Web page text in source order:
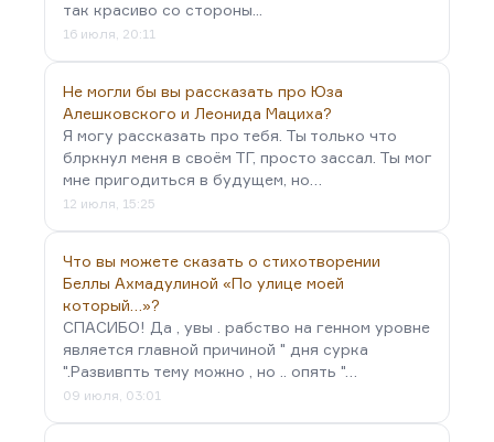
так красиво со стороны...
16 июля, 20:11
Не могли бы вы рассказать про Юза
Алешковского и Леонида Мациха?
Я могу рассказать про тебя. Ты только что
блркнул меня в своём ТГ, просто зассал. Ты мог
мне пригодиться в будущем, но…
12 июля, 15:25
Что вы можете сказать о стихотворении
Беллы Ахмадулиной «По улице моей
который…»?
СПАСИБО! Да , увы . рабство на генном уровне
является главной причиной " дня сурка
".Развивпть тему можно , но .. опять "…
09 июля, 03:01